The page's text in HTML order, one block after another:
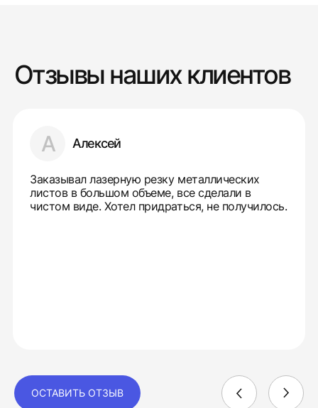
Отзывы наших клиентов
А Алексей
Заказывал лазерную резку металлических
листов в большом объеме, все сделали в
чистом виде. Хотел придраться, не получилось.
ОСТАВИТЬ ОТЗЫВ